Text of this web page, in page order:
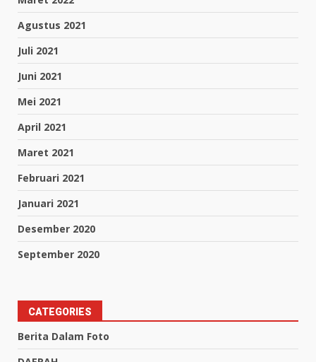
Agustus 2021
Juli 2021
Juni 2021
Mei 2021
April 2021
Maret 2021
Februari 2021
Januari 2021
Desember 2020
September 2020
CATEGORIES
Berita Dalam Foto